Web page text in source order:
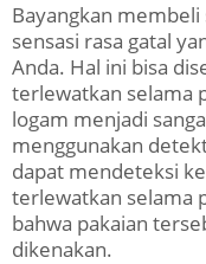
Bayangkan
sensasi rasa gatal
Anda. Hal ini bisa
terlewatkan selama
logam menjadi
menggunakan
dapat mendeteksi
terlewatkan selama
bahwa pakaian
dikenakan.